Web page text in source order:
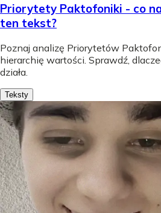
Priorytety Paktofoniki - co
ten tekst?
Poznaj analizę Priorytetów
hierarchię wartości. Sprawdź,
działa.
Teksty